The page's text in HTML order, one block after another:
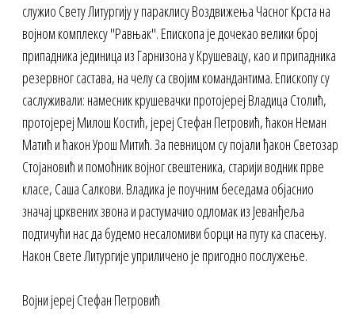
служио Свету Литургију у параклису Воздвижења Часног Крста на
војном комплексу "Равњак". Епископа је дочекао велики број
припадника јединица из Гарнизона у Крушевацу, као и припадника
резервног састава, на челу са својим командантима. Епископу су
саслуживали: намесник крушевачки протојереј Владица Столић,
протојереј Милош Костић, јереј Стефан Петровић, ћакон Неман
Матић и ћакон Урош Митић. За певницом су појали ђакон Светозар
Стојановић и помоћник војног свештеника, старији водник прве
класе, Саша Салкови. Владика је поучним беседама објаснио
значај црквених звона и растумачио одломак из Јеванђеља
подтичући нас да будемо несаломиви борци на путу ка спасењу.
Након Свете Литургије уприличено је пригодно послужење.
Војни јереј Стефан Петровић